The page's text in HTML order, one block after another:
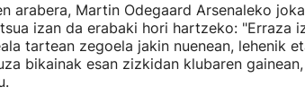
arabera, Martin Odegaard Arsenaleko
izan da erabaki hori hartzeko: "Erraza
tartean zegoela jakin nuenean, lehenik
bikainak esan zizkidan klubaren